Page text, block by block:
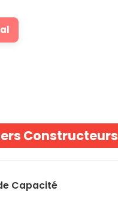
Constructeurs
Capacité